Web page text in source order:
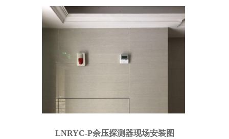
LNRYC-P余压探测器现场安装图